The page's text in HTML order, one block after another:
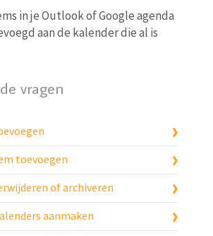
in je Outlook of Google agenda
aan de kalender die al is
vragen
toevoegen
of archiveren
aanmaken